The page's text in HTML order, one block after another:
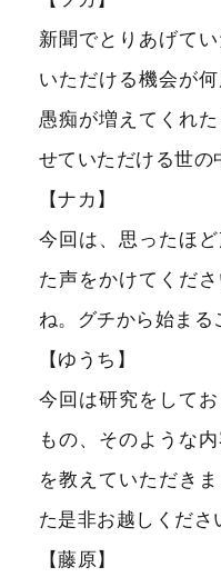
新聞でとりあげて
いただける機会が
愚痴が増えてくれ
せていただける世の
【ナカ】
今回は、思ったほ
た声をかけてくだ
ね。グチから始まる
【ゆうち】
今回は研究をして
もの、そのような
を教えていただき
た是非お越しくださ
【藤原】